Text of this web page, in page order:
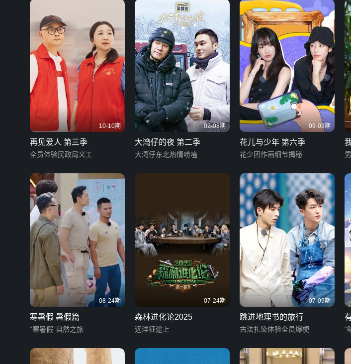
10-10期
再见爱人 第三季
全员体验民政局义工
02-08期
大湾仔的夜 第二季
大湾仔东北热情唠嗑
09-03期
花儿与少年 第六季
花少团作画细节揭秘
08-24期
寒暑假 暑假篇
“寒暑假”自然之旅
07-24期
森林进化论2025
远洋征途上
07-09期
跳进地理书的旅行
古法扎染体验全员爆梗 “